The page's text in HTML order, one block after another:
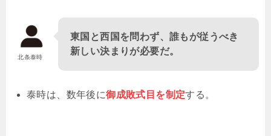
北条泰時
東国と西国を問わず、誰もが従うべき
新しい決まりが必要だ。
泰時は、数年後に御成敗式目を制定する。